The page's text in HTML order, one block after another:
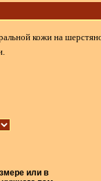
кожи на
или в